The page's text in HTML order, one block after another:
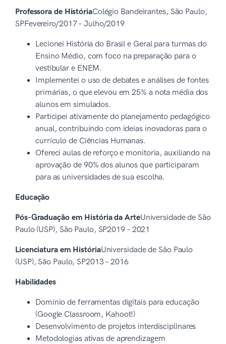
Professora de HistóriaColégio Bandeirantes, São Paulo,
SPFevereiro/2017 – Julho/2019
Lecionei História do Brasil e Geral para turmas do
Ensino Médio, com foco na preparação para o
vestibular e ENEM.
Implementei o uso de debates e análises de fontes
primárias, o que elevou em 25% a nota média dos
alunos em simulados.
Participei ativamente do planejamento pedagógico
anual, contribuindo com ideias inovadoras para o
currículo de Ciências Humanas.
Ofereci aulas de reforço e monitoria, auxiliando na
aprovação de 90% dos alunos que participaram
para as universidades de sua escolha.
Educação
Pós-Graduação em História da ArteUniversidade de São
Paulo (USP), São Paulo, SP2019 – 2021
Licenciatura em HistóriaUniversidade de São Paulo
(USP), São Paulo, SP2013 – 2016
Habilidades
Domínio de ferramentas digitais para educação
(Google Classroom, Kahoot!)
Desenvolvimento de projetos interdisciplinares
Metodologias ativas de aprendizagem